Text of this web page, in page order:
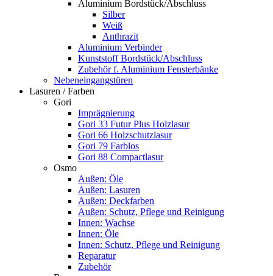
Aluminium Bordstück/Abschluss
Silber
Weiß
Anthrazit
Aluminium Verbinder
Kunststoff Bordstück/Abschluss
Zubehör f. Aluminium Fensterbänke
Nebeneingangstüren
Lasuren / Farben
Gori
Imprägnierung
Gori 33 Futur Plus Holzlasur
Gori 66 Holzschutzlasur
Gori 79 Farblos
Gori 88 Compactlasur
Osmo
Außen: Öle
Außen: Lasuren
Außen: Deckfarben
Außen: Schutz, Pflege und Reinigung
Innen: Wachse
Innen: Öle
Innen: Schutz, Pflege und Reinigung
Reparatur
Zubehör